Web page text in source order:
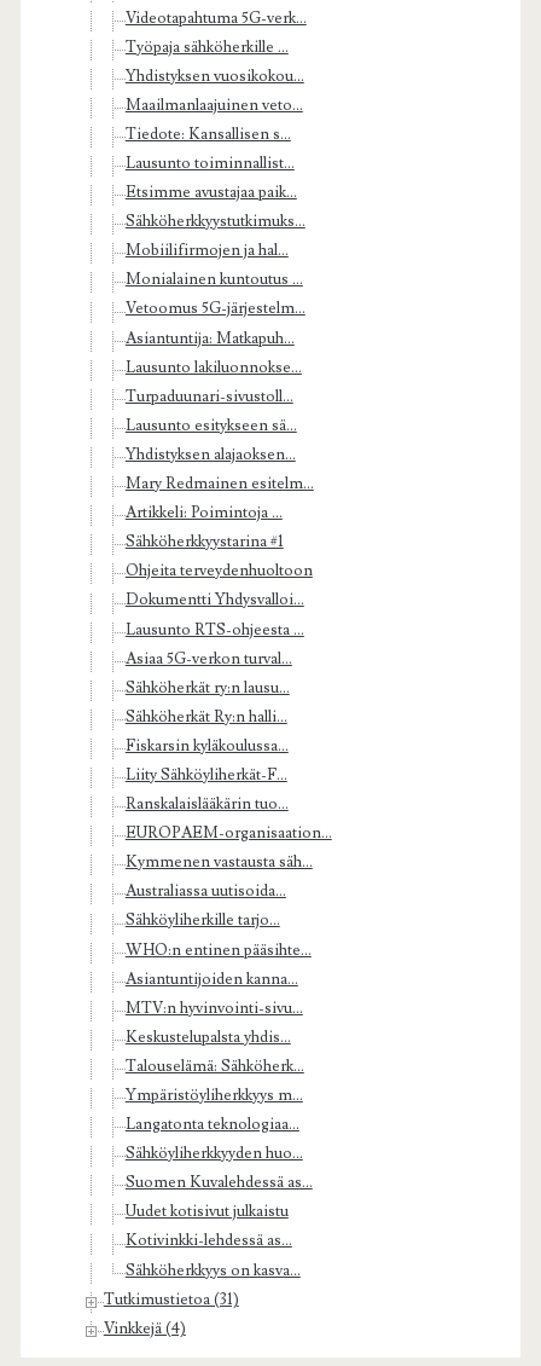
Videotapahtuma 5G-verk...
Työpaja sähköherkille ...
Yhdistyksen vuosikokou...
Maailmanlaajuinen veto...
Tiedote: Kansallisen s...
Lausunto toiminnallist...
Etsimme avustajaa paik...
Sähköherkkyystutkimuks...
Mobiilifirmojen ja hal...
Monialainen kuntoutus ...
Vetoomus 5G-järjestelm...
Asiantuntija: Matkapuh...
Lausunto lakiluonnokse...
Turpaduunari-sivustoll...
Lausunto esitykseen sä...
Yhdistyksen alajaoksen...
Mary Redmainen esitelm...
Artikkeli: Poimintoja ...
Sähköherkkyystarina #1
Ohjeita terveydenhuoltoon
Dokumentti Yhdysvalloi...
Lausunto RTS-ohjeesta ...
Asiaa 5G-verkon turval...
Sähköherkät ry:n lausu...
Sähköherkät Ry:n halli...
Fiskarsin kyläkoulussa...
Liity Sähköyliherkät-F...
Ranskalaislääkärin tuo...
EUROPAEM-organisaation...
Kymmenen vastausta säh...
Australiassa uutisoida...
Sähköyliherkille tarjo...
WHO:n entinen pääsihte...
Asiantuntijoiden kanna...
MTV:n hyvinvointi-sivu...
Keskustelupalsta yhdis...
Talouselämä: Sähköherk...
Ympäristöyliherkkyys m...
Langatonta teknologiaa...
Sähköyliherkkyyden huo...
Suomen Kuvalehdessä as...
Uudet kotisivut julkaistu
Kotivinkki-lehdessä as...
Sähköherkkyys on kasva...
Tutkimustietoa (31)
Vinkkejä (4)